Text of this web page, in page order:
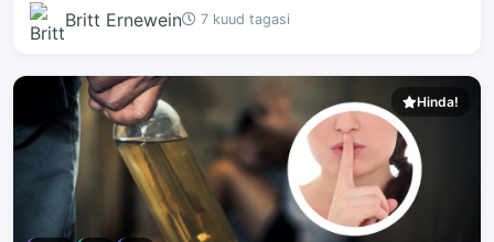
Britt Ernewein 7 kuud tagasi
Hinda!